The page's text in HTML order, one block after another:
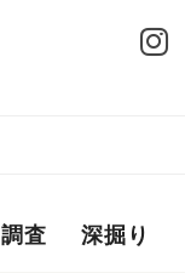
調査 深掘り